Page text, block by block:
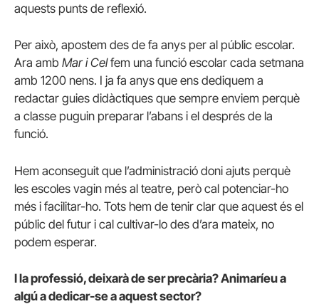
aquests punts de reflexió.
Per això, apostem des de fa anys per al públic escolar.
Ara amb Mar i Celfem una funció escolar cada setmana
amb 1200 nens. I ja fa anys que ens dediquem a
redactar guies didàctiques que sempre enviem perquè
a classe puguin preparar l’abans i el després de la
funció.
Hem aconseguit que l’administració doni ajuts perquè
les escoles vagin més al teatre, però cal potenciar-ho
més i facilitar-ho. Tots hem de tenir clar que aquest és el
públic del futur i cal cultivar-lo des d’ara mateix, no
podem esperar.
I la professió, deixarà de ser precària? Animaríeu a
algú a dedicar-se a aquest sector?